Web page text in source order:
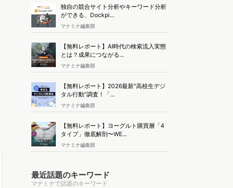
独自の競合サイト分析やキーワード分析
ができる、Dockpi...
マナミナ編集部
【無料レポート】AI時代の検索流入実態
とは？成果につながる...
マナミナ編集部
【無料レポート】2026最新"高校生デジ
タル行動"調査！「...
マナミナ編集部
【無料レポート】ヨーグルト購買層「4
タイプ」徹底解剖〜WE...
マナミナ編集部
最近話題のキーワード
マナミナで話題のキーワード